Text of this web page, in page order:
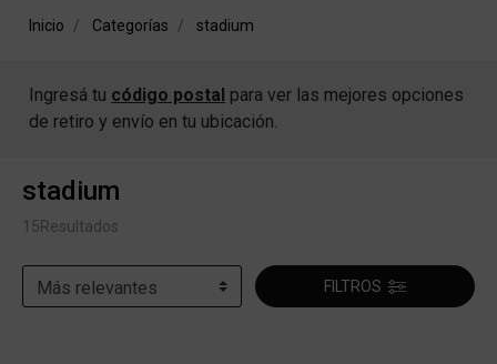
Inicio Categorías stadium
Ingresá tu código postal para ver las mejores opciones
de retiro y envío en tu ubicación.
stadium
15Resultados
FILTROS